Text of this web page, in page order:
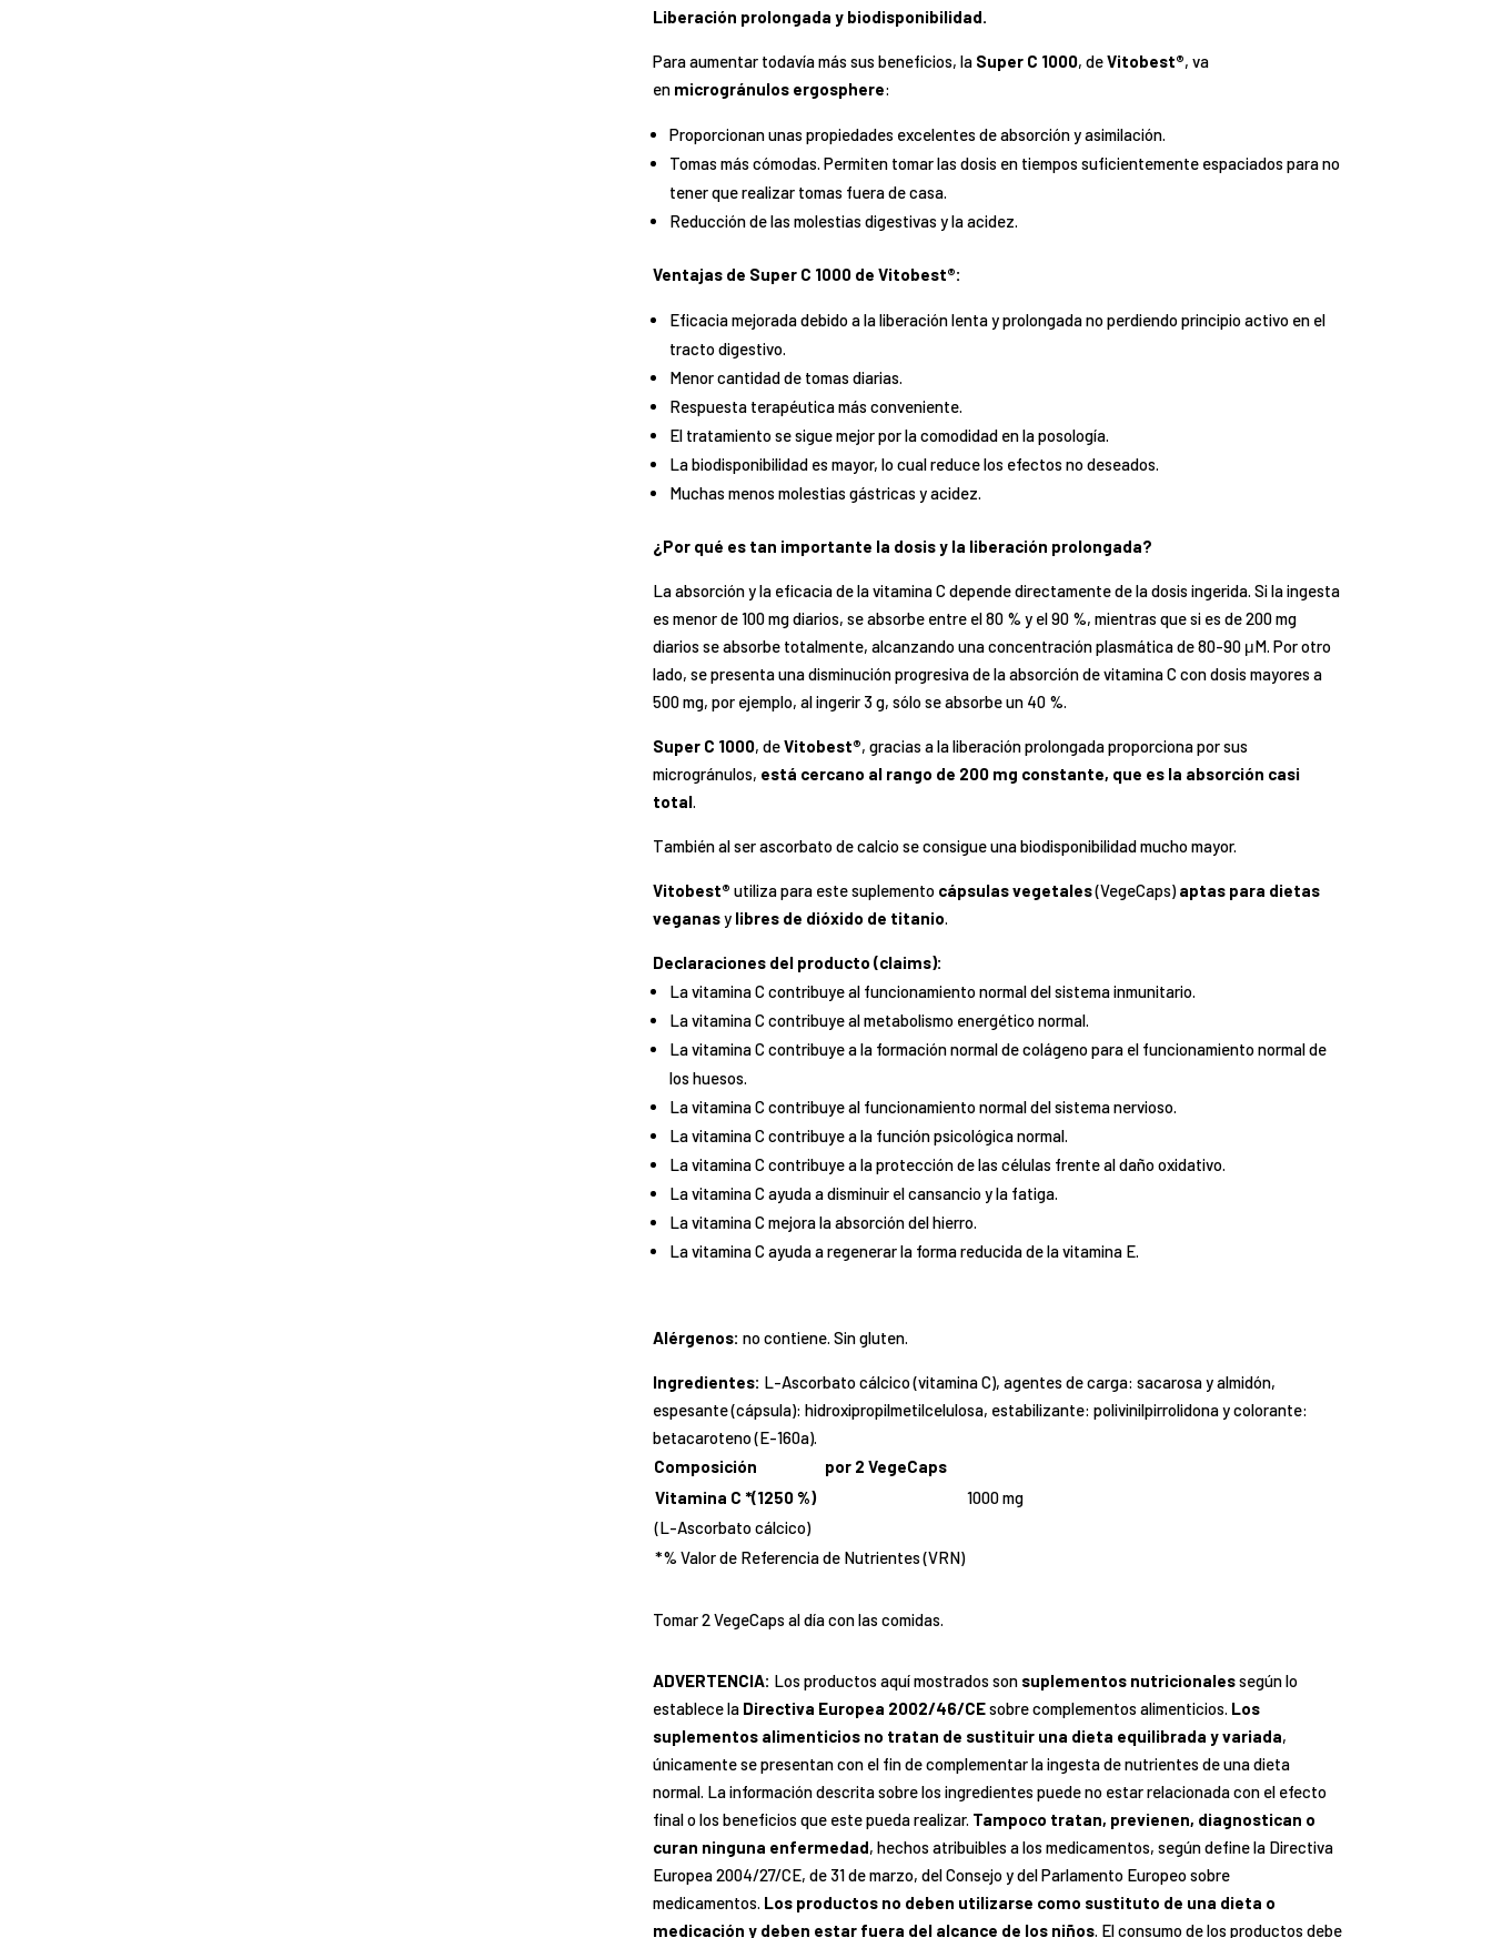
Liberación prolongada y biodisponibilidad.
Para aumentar todavía más sus beneficios, la Super C 1000, deVitobest®, va
en microgránulos ergosphere:
Proporcionan unas propiedades excelentes de absorción y asimilación.
Tomas más cómodas. Permiten tomar las dosis en tiempos suficientemente espaciados para no
tener que realizar tomas fuera de casa.
Reducción de las molestias digestivas y la acidez.
Ventajas de Super C 1000 de Vitobest®:
Eficacia mejorada debido a la liberación lenta y prolongada no perdiendo principio activo en el
tracto digestivo.
Menor cantidad de tomas diarias.
Respuesta terapéutica más conveniente.
El tratamiento se sigue mejor por la comodidad en la posología.
La biodisponibilidad es mayor, lo cual reduce los efectos no deseados.
Muchas menos molestias gástricas y acidez.
¿Por qué es tan importante la dosis y la liberación prolongada?
La absorción y la eficacia de la vitamina C depende directamente de la dosis ingerida. Si la ingesta
es menor de 100 mg diarios, se absorbe entre el 80 % y el 90 %, mientras que si es de 200 mg
diarios se absorbe totalmente, alcanzando una concentración plasmática de 80-90 μM. Por otro
lado, se presenta una disminución progresiva de la absorción de vitamina C con dosis mayores a
500 mg, por ejemplo, al ingerir 3 g, sólo se absorbe un 40 %.
Super C 1000, deVitobest®, gracias a la liberación prolongada proporciona por sus
microgránulos, está cercano al rango de 200 mg constante, que es la absorción casi
total.
También al ser ascorbato de calcio se consigue una biodisponibilidad mucho mayor.
Vitobest® utiliza para este suplemento cápsulas vegetales(VegeCaps)aptas para dietas
veganasy libres de dióxido de titanio.
Declaraciones del producto (claims):
La vitamina C contribuye al funcionamiento normal del sistema inmunitario.
La vitamina C contribuye al metabolismo energético normal.
La vitamina C contribuye a la formación normal de colágeno para el funcionamiento normal de
los huesos.
La vitamina C contribuye al funcionamiento normal del sistema nervioso.
La vitamina C contribuye a la función psicológica normal.
La vitamina C contribuye a la protección de las células frente al daño oxidativo.
La vitamina C ayuda a disminuir el cansancio y la fatiga.
La vitamina C mejora la absorción del hierro.
La vitamina C ayuda a regenerar la forma reducida de la vitamina E.
Alérgenos: no contiene. Sin gluten.
Ingredientes: L-Ascorbato cálcico (vitamina C), agentes de carga: sacarosa y almidón,
espesante (cápsula): hidroxipropilmetilcelulosa, estabilizante: polivinilpirrolidona y colorante:
betacaroteno (E-160a).
Composición
por 2 VegeCaps
Vitamina C *(1250 %)
1000 mg
(L-Ascorbato cálcico)
*% Valor de Referencia de Nutrientes (VRN)
Tomar 2 VegeCaps al día con las comidas.
ADVERTENCIA: Los productos aquí mostrados son suplementos nutricionalessegún lo
establece la Directiva Europea 2002/46/CEsobre complementos alimenticios. Los
suplementos alimenticios no tratan de sustituir una dieta equilibrada y variada,
únicamente se presentan con el fin de complementar la ingesta de nutrientes de una dieta
normal. La información descrita sobre los ingredientes puede no estar relacionada con el efecto
final o los beneficios que este pueda realizar. Tampoco tratan, previenen, diagnostican o
curan ninguna enfermedad, hechos atribuibles a los medicamentos, según define la Directiva
Europea 2004/27/CE, de 31 de marzo, del Consejo y del Parlamento Europeo sobre
medicamentos. Los productos no deben utilizarse como sustituto de una dieta o
medicación y deben estar fuera del alcance de los niños. El consumo de los productos debe